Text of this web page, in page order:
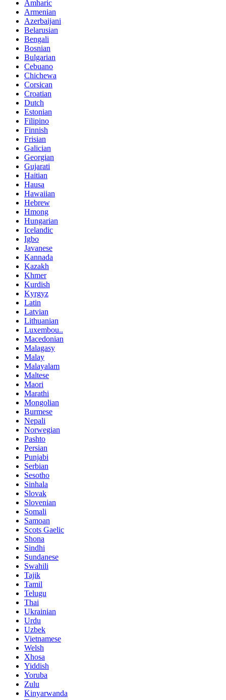
Amharic
Armenian
Azerbaijani
Belarusian
Bengali
Bosnian
Bulgarian
Cebuano
Chichewa
Corsican
Croatian
Dutch
Estonian
Filipino
Finnish
Frisian
Galician
Georgian
Gujarati
Haitian
Hausa
Hawaiian
Hebrew
Hmong
Hungarian
Icelandic
Igbo
Javanese
Kannada
Kazakh
Khmer
Kurdish
Kyrgyz
Latin
Latvian
Lithuanian
Luxembou..
Macedonian
Malagasy
Malay
Malayalam
Maltese
Maori
Marathi
Mongolian
Burmese
Nepali
Norwegian
Pashto
Persian
Punjabi
Serbian
Sesotho
Sinhala
Slovak
Slovenian
Somali
Samoan
Scots Gaelic
Shona
Sindhi
Sundanese
Swahili
Tajik
Tamil
Telugu
Thai
Ukrainian
Urdu
Uzbek
Vietnamese
Welsh
Xhosa
Yiddish
Yoruba
Zulu
Kinyarwanda